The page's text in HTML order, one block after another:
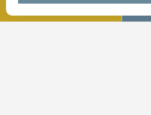
Konfigurieren